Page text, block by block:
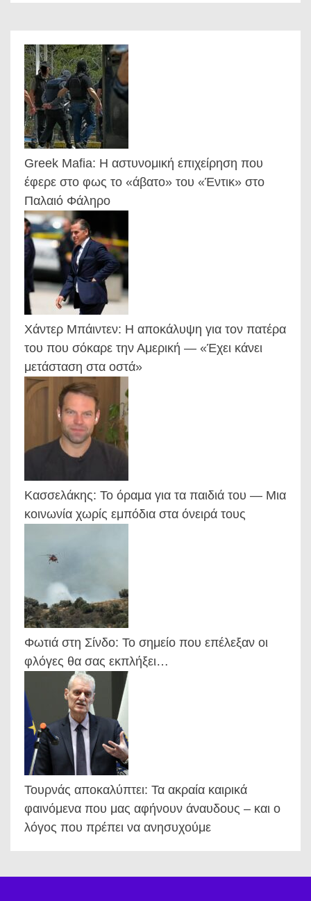
Greek Mafia: Η αστυνομική επιχείρηση που
έφερε στο φως το «άβατο» του «Έντικ» στο
Παλαιό Φάληρο
Χάντερ Μπάιντεν: Η αποκάλυψη για τον πατέρα
του που σόκαρε την Αμερική — «Έχει κάνει
μετάσταση στα οστά»
Κασσελάκης: Το όραμα για τα παιδιά του — Μια
κοινωνία χωρίς εμπόδια στα όνειρά τους
Φωτιά στη Σίνδο: Το σημείο που επέλεξαν οι
φλόγες θα σας εκπλήξει…
Τουρνάς αποκαλύπτει: Τα ακραία καιρικά
φαινόμενα που μας αφήνουν άναυδους – και ο
λόγος που πρέπει να ανησυχούμε